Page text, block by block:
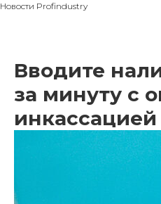
Новости Profindustry
Вводите
за минуту с